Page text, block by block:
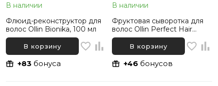
В наличии
Флюид-реконструктор для
волос Ollin Bionika, 100 мл
В корзину
+83 бонуса
В наличии
Фруктовая сыворотка для
волос Ollin Perfect Hair
Fresh Mix, 120 мл
В корзину
+46 бонусов